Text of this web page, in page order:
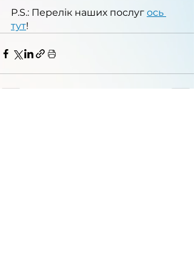
P.S.: Перелік наших послуг ось
тут!